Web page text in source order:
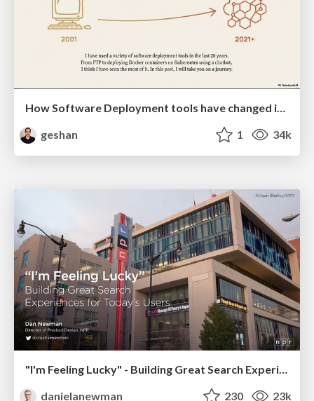
How Software Deployment tools have changed in the past 20 years
geshan
1 34k
danielanewman
230 23k